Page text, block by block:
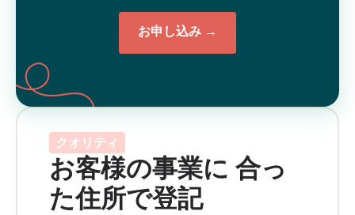
お申し込み →
クオリティ
お客様の事業に 合っ
た住所で登記